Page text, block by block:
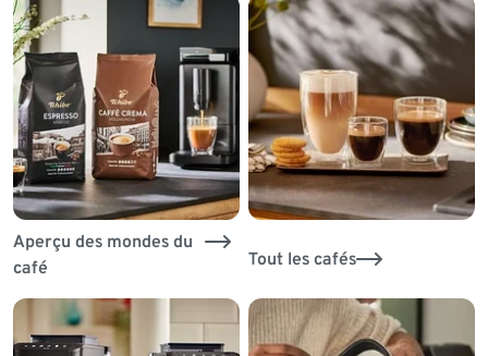
Aperçu des mondes du
café
Tout les cafés